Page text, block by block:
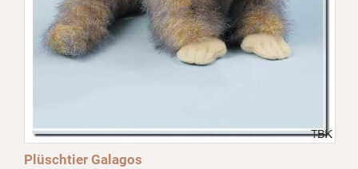
Plüschtier Galagos